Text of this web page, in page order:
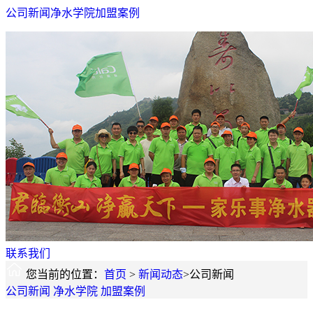
公司新闻 净水学院加盟案例
联系我们
您当前的位置： 首页 > 新闻动态>公司新闻
公司新闻 净水学院 加盟案例